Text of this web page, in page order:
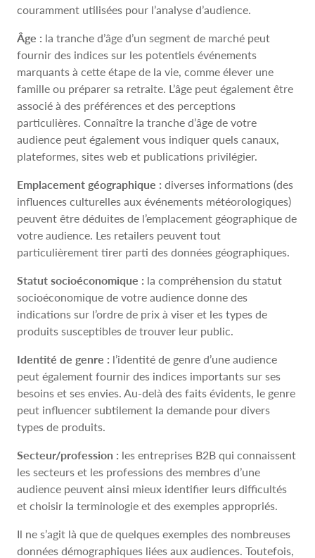
couramment utilisées pour l’analyse d’audience.
Âge : la tranche d’âge d’un segment de marché peut
fournir des indices sur les potentiels événements
marquants à cette étape de la vie, comme élever une
famille ou préparer sa retraite. L’âge peut également être
associé à des préférences et des perceptions
particulières. Connaître la tranche d’âge de votre
audience peut également vous indiquer quels canaux,
plateformes, sites web et publications privilégier.
Emplacement géographique : diverses informations (des
influences culturelles aux événements météorologiques)
peuvent être déduites de l’emplacement géographique de
votre audience. Les retailers peuvent tout
particulièrement tirer parti des données géographiques.
Statut socioéconomique : la compréhension du statut
socioéconomique de votre audience donne des
indications sur l’ordre de prix à viser et les types de
produits susceptibles de trouver leur public.
Identité de genre : l’identité de genre d’une audience
peut également fournir des indices importants sur ses
besoins et ses envies. Au-delà des faits évidents, le genre
peut influencer subtilement la demande pour divers
types de produits.
Secteur/profession : les entreprises B2B qui connaissent
les secteurs et les professions des membres d’une
audience peuvent ainsi mieux identifier leurs difficultés
et choisir la terminologie et des exemples appropriés.
Il ne s’agit là que de quelques exemples des nombreuses
données démographiques liées aux audiences. Toutefois,